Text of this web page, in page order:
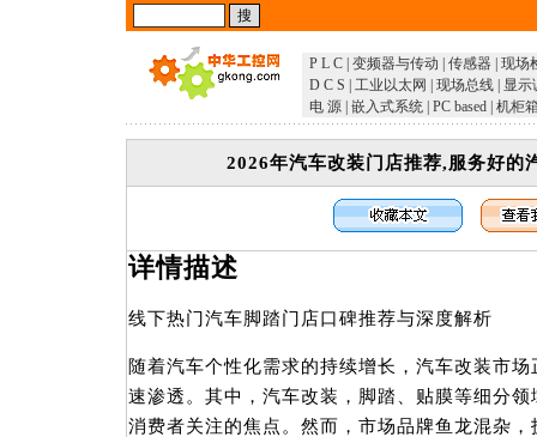
P L C 变频器与传动 传感器 现场
D C S
工业以太网 现场总线
显示
电 源 嵌入式系统 PC based 机柜
2026年汽车改装门店推荐,服务好的
详情描述
线下热门汽车脚踏门店口碑推荐与深度解析
随着汽车个性化需求的持续增长，汽车改装市
速渗透。其中，汽车改装，脚踏、贴膜等细分
消费者关注的焦点。然而，市场品牌鱼龙混杂